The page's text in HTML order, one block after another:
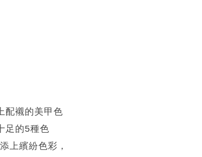
配襯的美甲色
足的5種色
上繽紛色彩，